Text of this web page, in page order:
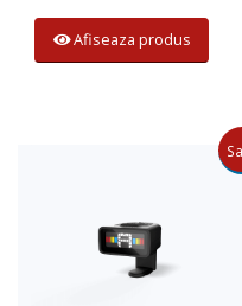
Afiseaza produs